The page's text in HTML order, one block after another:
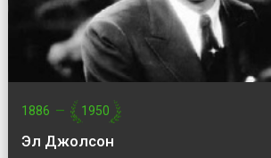
1886 — 1950
Эл Джолсон